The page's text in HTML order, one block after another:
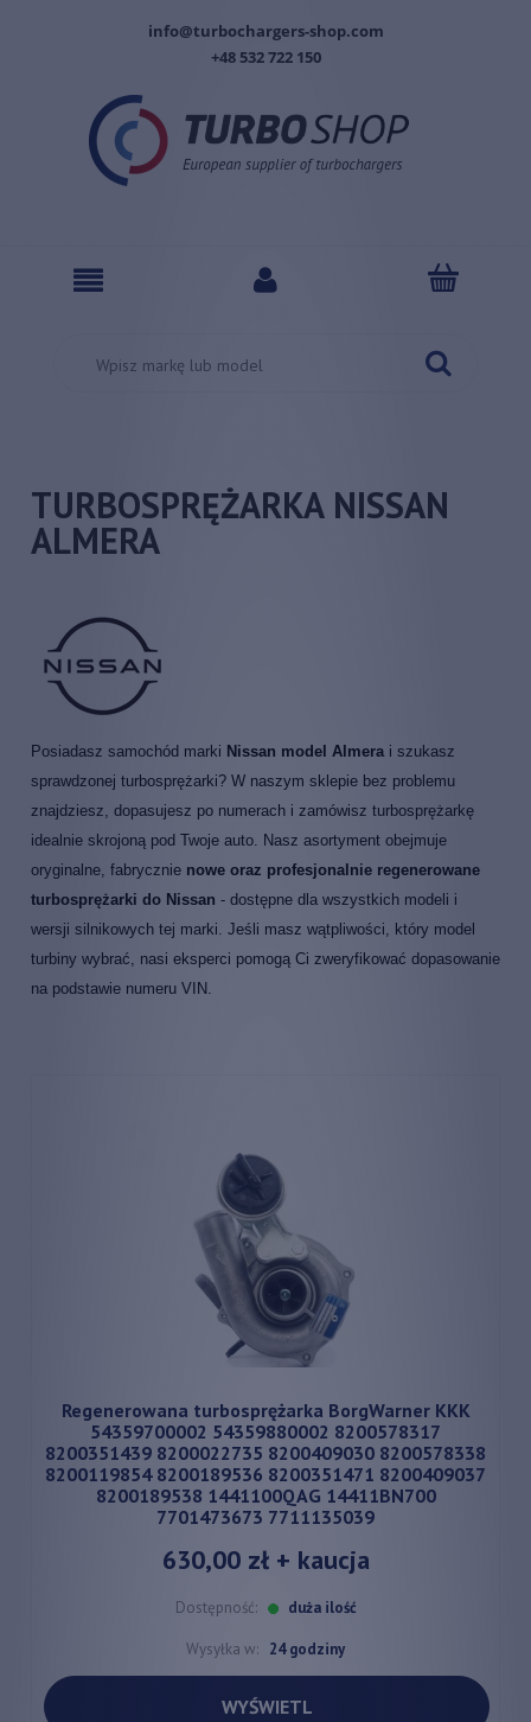
info@turbochargers-shop.com
+48 532 722 150
TURBOSPRĘŻARKA NISSAN
ALMERA
Posiadasz samochód marki Nissan model Almera i szukasz
sprawdzonej turbosprężarki? W naszym sklepie bez problemu
znajdziesz, dopasujesz po numerach i zamówisz turbosprężarkę
idealnie skrojoną pod Twoje auto. Nasz asortyment obejmuje
oryginalne, fabrycznie nowe oraz profesjonalnie regenerowane
turbosprężarki do Nissan - dostępne dla wszystkich modeli i
wersji silnikowych tej marki. Jeśli masz wątpliwości, który model
turbiny wybrać, nasi eksperci pomogą Ci zweryfikować dopasowanie
na podstawie numeru VIN.
Regenerowana turbosprężarka BorgWarner KKK
54359700002 54359880002 8200578317
8200351439 8200022735 8200409030 8200578338
8200119854 8200189536 8200351471 8200409037
8200189538 1441100QAG 14411BN700
7701473673 7711135039
630,00 zł+ kaucja
Dostępność: duża ilość
Wysyłka w: 24 godziny
WYŚWIETL